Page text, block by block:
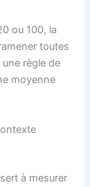
ou 100, la
toutes
règle de
moyenne
à mesurer